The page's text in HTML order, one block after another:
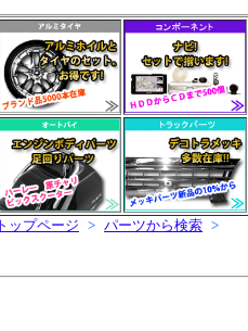
トップページ > パーツから検索 >